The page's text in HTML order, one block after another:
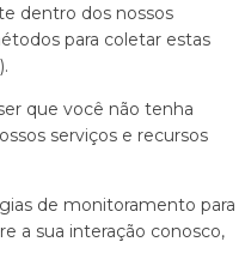
dentro dos nossos
para coletar estas
que você não tenha
serviços e recursos
de monitoramento para
a sua interação conosco,